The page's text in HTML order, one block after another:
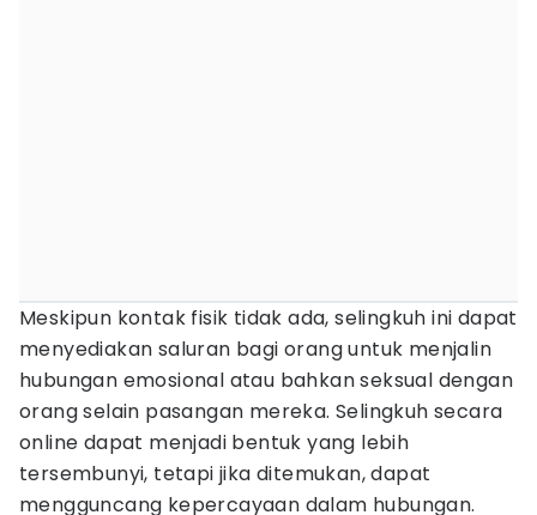
Meskipun kontak fisik tidak ada, selingkuh ini dapat
menyediakan saluran bagi orang untuk menjalin
hubungan emosional atau bahkan seksual dengan
orang selain pasangan mereka. Selingkuh secara
online dapat menjadi bentuk yang lebih
tersembunyi, tetapi jika ditemukan, dapat
mengguncang kepercayaan dalam hubungan.